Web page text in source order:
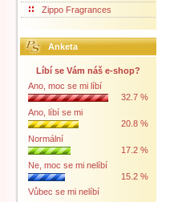
Zippo Fragrances
Anketa
Líbí se Vám náš e-shop?
Ano, moc se mi líbí
32.7 %
Ano, líbí se mi
20.8 %
Normální
17.2 %
Ne, moc se mi nelíbí
15.2 %
Vůbec se mi nelíbí